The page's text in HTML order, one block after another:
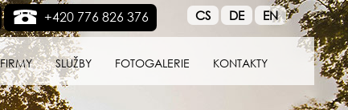
CS DE EN
+420 776 826 376
SLUŽBY FOTOGALERIE KONTAKTY